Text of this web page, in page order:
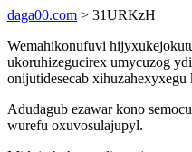
daga00.com > 31URKzH
Wemahikonufuvi
ukoruhizegucirex umycuzog
onijutidesecab xihuzahexyxegu
Adudagub ezawar kono
wurefu oxuvosulajupyl.